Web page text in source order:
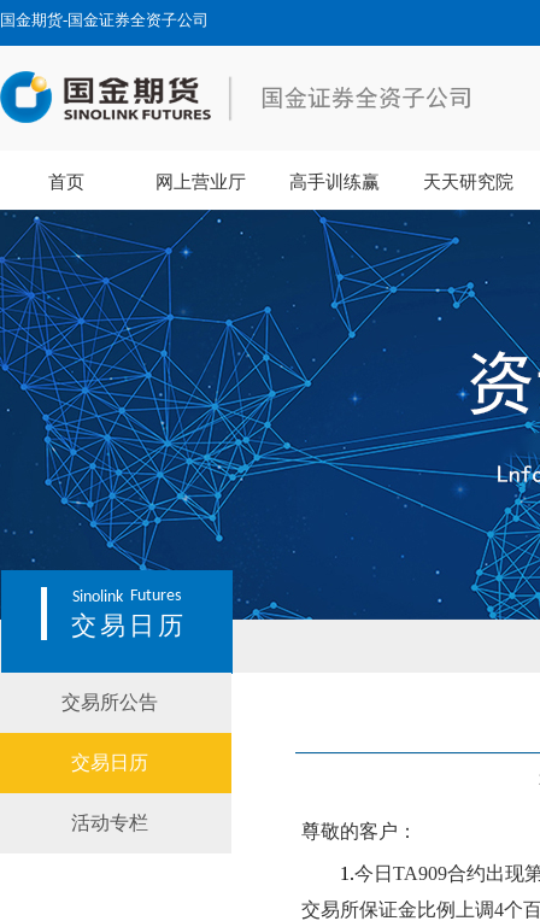
国金期货-国金证券全资子公司
首页 网上营业厅 高手训练赢 天天研究院
Sinolink Futures
交易日历
交易所公告
交易日历
活动专栏 尊敬的客户：
1 .今日 TA909合约出现
交易所保证金比例上调4个